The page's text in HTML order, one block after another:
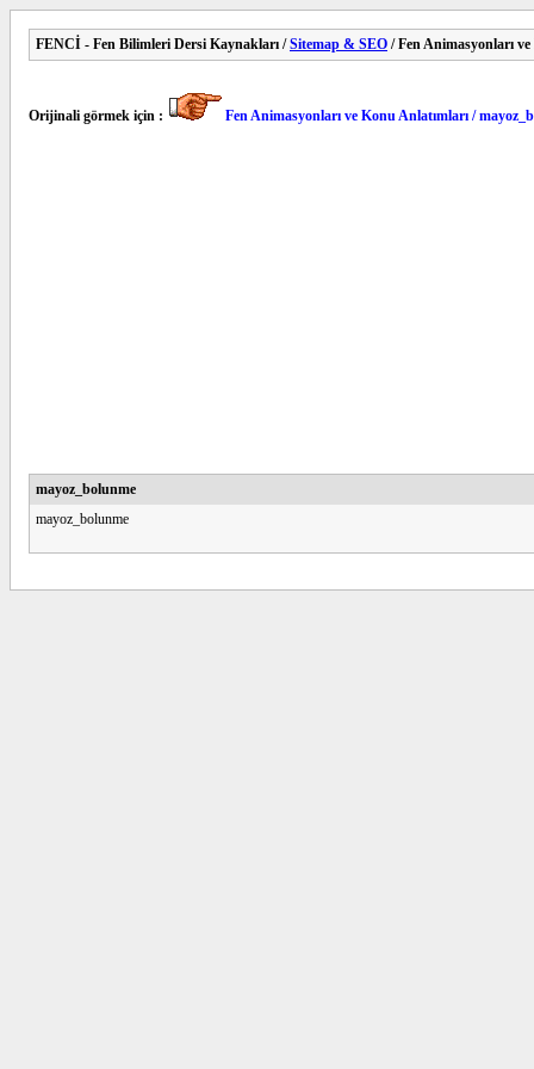
FENCİ - Fen Bilimleri Dersi Kaynakları /Sitemap & SEO / Fen Animasyonları
Orijinali görmek için : Fen Animasyonları ve Konu Anlatımları /
mayoz_bolunme
mayoz_bolunme